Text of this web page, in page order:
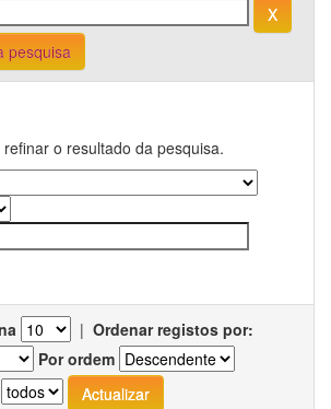
pesquisa
o resultado da pesquisa.
| Ordenar registos por:
Por ordem